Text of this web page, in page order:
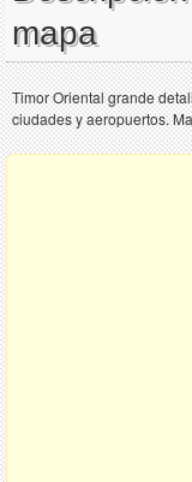
mapa
Timor Oriental grande
ciudades y aeropuertos.